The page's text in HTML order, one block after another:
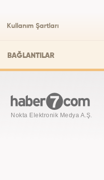
Kullanım Şartları
BAĞLANTILAR
Nokta Elektronik Medya A.Ş.